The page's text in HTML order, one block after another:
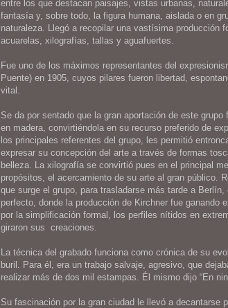
entre los que destacan paisajes, vistas urbanas,
fantasía y, sobre todo, la figura humana, aislada o en
naturaleza. Llegó a recopilar una vastísima producción
acuarelas, xilografías, tallas y aguafuertes.
Fue uno de los máximos representantes del
Puente) en 1905, cuyos pilares fueron libertad,
vital.
Se da por sentado que la gran aportación de este
en madera, convirtiéndola en su recurso preferido de
los principales referentes del grupo, les permitió
expresar su concepción del arte a través de formas
belleza. La xilografía se convirtió pues en el principal
propósitos, el acercamiento de su arte al gran público.
que surge el grupo, para trasladarse más tarde a
perfecto, donde la producción de Kirchner fue ganando
por la simplificación formal, los perfiles nítidos en
giraron sus creaciones.
La técnica del grabado funciona como crónica de su
buril. Para él, era un trabajo salvaje, agresivo, que
realizar más de dos mil estampas. Él mismo dijo “En
Su fascinación por la gran ciudad le llevó a decantarse